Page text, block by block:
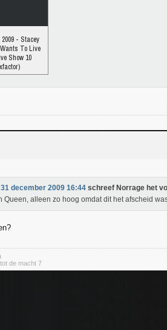
- Stacey
To Live
Show 10
december 2009 16:44 schreef Norrage het
Queen, alleen zo hoog omdat dit het afscheid
de macht 7